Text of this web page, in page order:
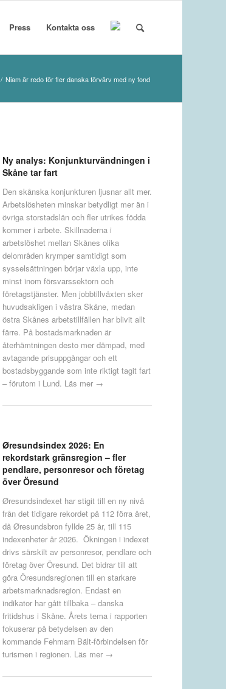
Press Kontakta oss
/ Niam är redo för fler danska förvärv med ny fond
Ny analys: Konjunkturvändningen i
Skåne tar fart
Den skånska konjunkturen ljusnar allt mer.
Arbetslösheten minskar betydligt mer än i
övriga storstadslän och fler utrikes födda
kommer i arbete. Skillnaderna i
arbetslöshet mellan Skånes olika
delområden krymper samtidigt som
sysselsättningen börjar växla upp, inte
minst inom försvarssektorn och
företagstjänster. Men jobbtillväxten sker
huvudsakligen i västra Skåne, medan
östra Skånes arbetstillfällen har blivit allt
färre. På bostadsmarknaden är
återhämtningen desto mer dämpad, med
avtagande prisuppgångar och ett
bostadsbyggande som inte riktigt tagit fart
– förutom i Lund. Läs mer →
Øresundsindex 2026: En
rekordstark gränsregion – fler
pendlare, personresor och företag
över Öresund
Øresundsindexet har stigit till en ny nivå
från det tidigare rekordet på 112 förra året,
då Øresundsbron fyllde 25 år, till 115
indexenheter år 2026. Ökningen i indexet
drivs särskilt av personresor, pendlare och
företag över Öresund. Det bidrar till att
göra Öresundsregionen till en starkare
arbetsmarknadsregion. Endast en
indikator har gått tillbaka – danska
fritidshus i Skåne. Årets tema i rapporten
fokuserar på betydelsen av den
kommande Fehmarn Bält-förbindelsen för
turismen i regionen. Läs mer →